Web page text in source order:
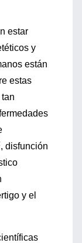
estar
y
están
estas
, disfunción
y el